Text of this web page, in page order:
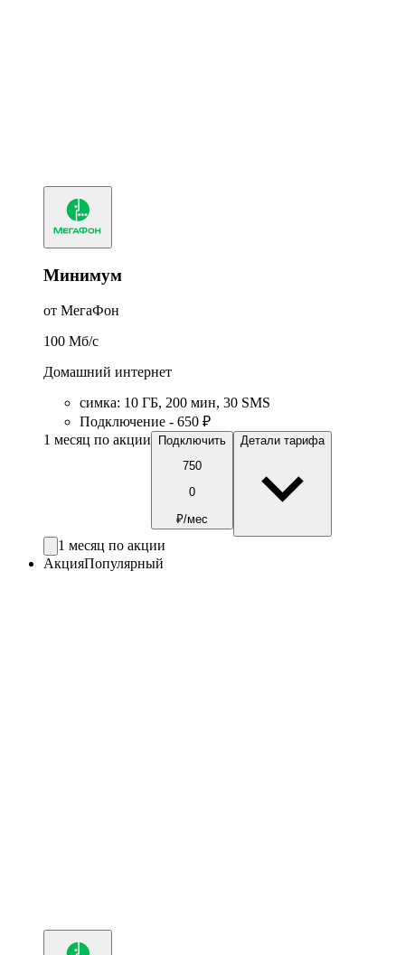
Минимум
от МегаФон
100 Мб/c
Домашний интернет
симка: 10 ГБ, 200 мин, 30 SMS
Подключение - 650 ₽
1 месяц по акции
Подключить
750
0
₽/мес
Детали тарифа
1 месяц по акции
АкцияПопулярный